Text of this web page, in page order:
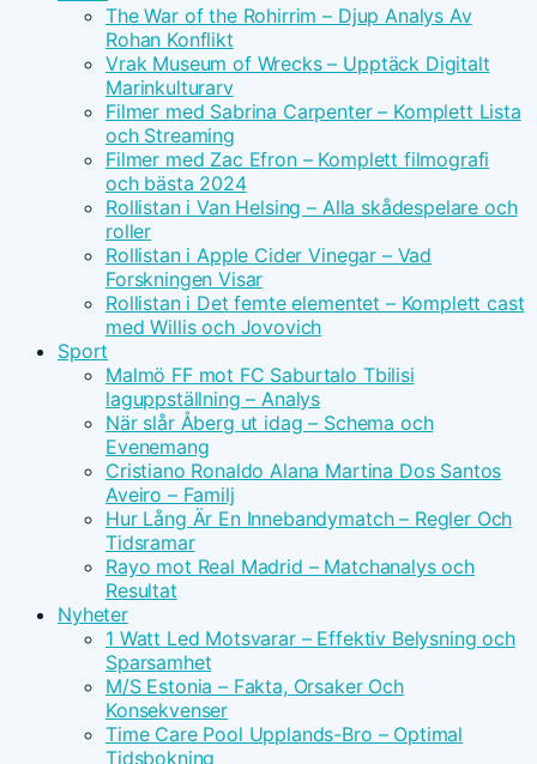
The War of the Rohirrim – Djup Analys Av
Rohan Konflikt
Vrak Museum of Wrecks – Upptäck Digitalt
Marinkulturarv
Filmer med Sabrina Carpenter – Komplett Lista
och Streaming
Filmer med Zac Efron – Komplett filmografi
och bästa 2024
Rollistan i Van Helsing – Alla skådespelare och
roller
Rollistan i Apple Cider Vinegar – Vad
Forskningen Visar
Rollistan i Det femte elementet – Komplett cast
med Willis och Jovovich
Sport
Malmö FF mot FC Saburtalo Tbilisi
laguppställning – Analys
När slår Åberg ut idag – Schema och
Evenemang
Cristiano Ronaldo Alana Martina Dos Santos
Aveiro – Familj
Hur Lång Är En Innebandymatch – Regler Och
Tidsramar
Rayo mot Real Madrid – Matchanalys och
Resultat
Nyheter
1 Watt Led Motsvarar – Effektiv Belysning och
Sparsamhet
M/S Estonia – Fakta, Orsaker Och
Konsekvenser
Time Care Pool Upplands-Bro – Optimal
Tidsbokning